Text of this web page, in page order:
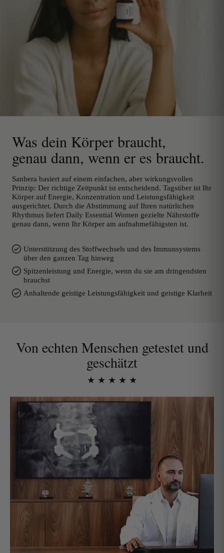
Was dein Körper braucht,
genau dann, wenn er es braucht.
Sanbera basiert auf einem einfachen, aber wirkungsvollen
Prinzip: Der richtige Zeitpunkt ist entscheidend. Tagsüber ist Ihr
Körper auf Energie, Konzentration und Leistungsfähigkeit
ausgerichtet. Durch die Abstimmung auf Ihren natürlichen
Rhythmus liefert Daily Essential Women gezielte Nährstoffe
genau dann, wenn Ihr Körper am aufnahmefähigsten ist.
Unterstützung des Stoffwechsels und des Immunsystems
über den ganzen Tag hinweg
Spitzenleistung und Energie, wenn du sie am dringendsten
brauchst
Anhaltende geistige Leistungsfähigkeit und geistige Klarheit
Von echten Menschen getestet und
geschätzt
★ ★ ★ ★ ★